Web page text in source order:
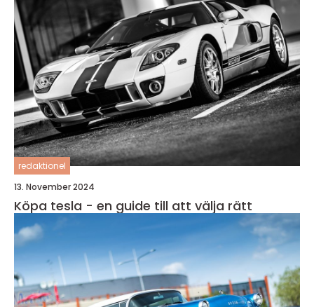
redaktionel
13. November 2024
Köpa tesla - en guide till att välja rätt